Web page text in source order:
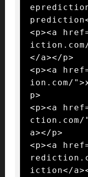
<p><a
</a></p>
<p><a
ion.com/
p>
<p><a
a></p>
<p><a
iction</